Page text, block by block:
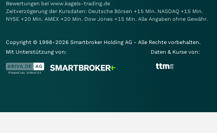
Bewertungen bei www.kagels-trading.de
Zeitverzögerung der Kursdaten: Deutsche Börsen +15 Min. NASDAQ +15 Min.
NYSE +20 Min. AMEX +20 Min. Dow Jones +15 Min. Alle Angaben ohne Gewähr.
Copyright © 1998-2026 Smartbroker Holding AG - Alle Rechte vorbehalten.
Mit Unterstützung von:
Daten & Kurse von: